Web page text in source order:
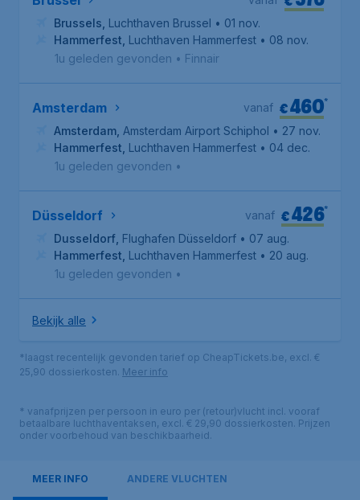
Brussels Luchthaven Brussel • 01 nov.
Hammerfest Luchthaven Hammerfest • 08 nov.
1u geleden gevonden • Finnair
Amsterdam €460*
vanaf
Amsterdam Amsterdam Airport Schiphol • 27 nov.
Hammerfest Luchthaven Hammerfest • 04 dec.
1u geleden gevonden •
Düsseldorf €426*
vanaf
Dusseldorf Flughafen Düsseldorf • 07 aug.
Hammerfest Luchthaven Hammerfest • 20 aug.
1u geleden gevonden •
Bekijk alle
*laagst recentelijk gevonden tarief op CheapTickets.be, excl. €
25,90 dossierkosten. Meer info
* vanafprijzen per persoon in euro per (retour)vlucht incl. vooraf
betaalbare luchthaventaksen, excl. € 29,90 dossierkosten. Prijzen
onder voorbehoud van beschikbaarheid.
MEER INFO ANDERE VLUCHTEN